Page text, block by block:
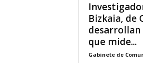
Bizkaia, de
que mide...
Gabinete de